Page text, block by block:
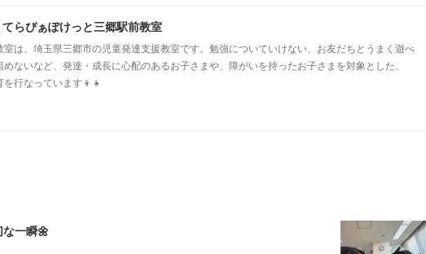
らぴぁぽけっと三郷駅前教室
は、埼玉県三郷市の児童発達支援教室です。勉強についていけない、お友だちとうまく遊べ
ないなど、発達・成長に心配のあるお子さまや、障がいを持ったお子さまを対象とした、
行なっています👦👧
一瞬🌼